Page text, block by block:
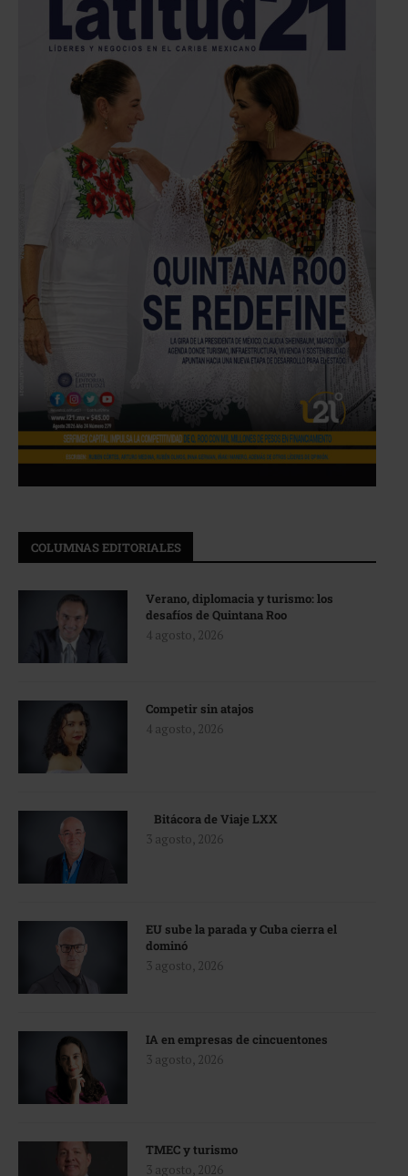
COLUMNAS EDITORIALES
Verano, diplomacia y turismo: los
desafíos de Quintana Roo
4 agosto, 2026
Competir sin atajos
4 agosto, 2026
Bitácora de Viaje LXX
3 agosto, 2026
EU sube la parada y Cuba cierra el
dominó
3 agosto, 2026
IA en empresas de cincuentones
3 agosto, 2026
TMEC y turismo
3 agosto, 2026